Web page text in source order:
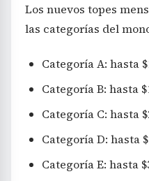
Los nuevos topes
las categorías del
Categoría A: hasta
Categoría B: hasta
Categoría C: hasta
Categoría D: hasta
Categoría E: hasta